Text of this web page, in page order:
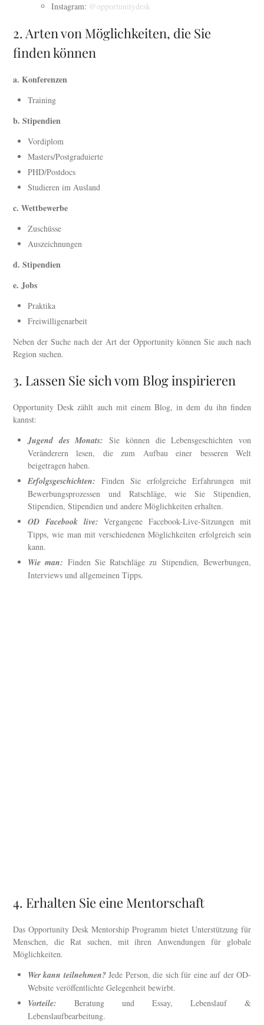
Instagram: @opportunitydesk
2. Arten von Möglichkeiten, die Sie
finden können
a. Konferenzen
Training
b. Stipendien
Vordiplom
Masters/Postgraduierte
PHD/Postdocs
Studieren im Ausland
c. Wettbewerbe
Zuschüsse
Auszeichnungen
d. Stipendien
e. Jobs
Praktika
Freiwilligenarbeit
Neben der Suche nach der Art der Opportunity können Sie auch nach
Region suchen.
3. Lassen Sie sich vom Blog inspirieren
Opportunity Desk zählt auch mit einem Blog, in dem du ihn finden
kannst:
Jugend des Monats: Sie können die Lebensgeschichten von
Veränderern lesen, die zum Aufbau einer besseren Welt
beigetragen haben.
Erfolgsgeschichten: Finden Sie erfolgreiche Erfahrungen mit
Bewerbungsprozessen und Ratschläge, wie Sie Stipendien,
Stipendien, Stipendien und andere Möglichkeiten erhalten.
OD Facebook live: Vergangene Facebook-Live-Sitzungen mit
Tipps, wie man mit verschiedenen Möglichkeiten erfolgreich sein
kann.
Wie man: Finden Sie Ratschläge zu Stipendien, Bewerbungen,
Interviews und allgemeinen Tipps.
4. Erhalten Sie eine Mentorschaft
Das Opportunity Desk Mentorship Programm bietet Unterstützung für
Menschen, die Rat suchen, mit ihren Anwendungen für globale
Möglichkeiten.
Wer kann teilnehmen?Jede Person, die sich für eine auf der OD-
Website veröffentlichte Gelegenheit bewirbt.
Vorteile: Beratung und Essay, Lebenslauf &
Lebenslaufbearbeitung.